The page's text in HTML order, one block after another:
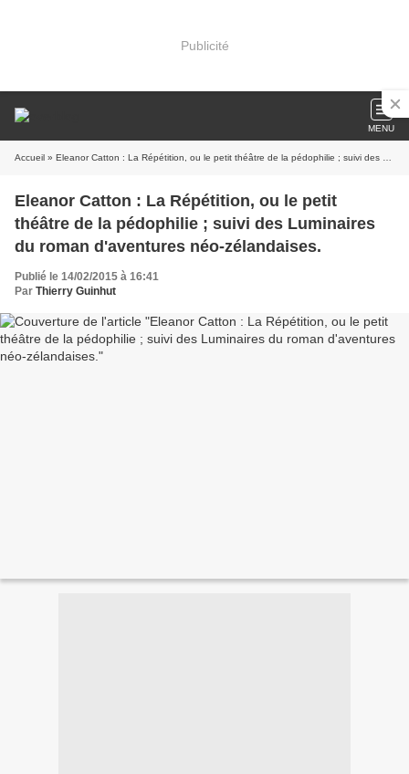
Publicité
MENU
Accueil » Eleanor Catton : La Répétition, ou le petit théâtre de la pédophilie ; suivi des Luminaires du roman d'aventures néo-zélandaises.
Eleanor Catton : La Répétition, ou le petit
théâtre de la pédophilie ; suivi des Luminaires
du roman d'aventures néo-zélandaises.
Publié le 14/02/2015 à 16:41
Par Thierry Guinhut